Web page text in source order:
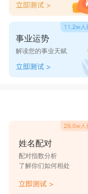
事业运势
解读您的事业天赋
姓名配对
配对指数分析
了解你们如何相处